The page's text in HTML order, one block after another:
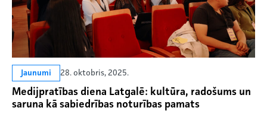
Jaunumi 28. oktobris, 2025.
Medijpratības diena Latgalē: kultūra, radošums un
saruna kā sabiedrības noturības pamats